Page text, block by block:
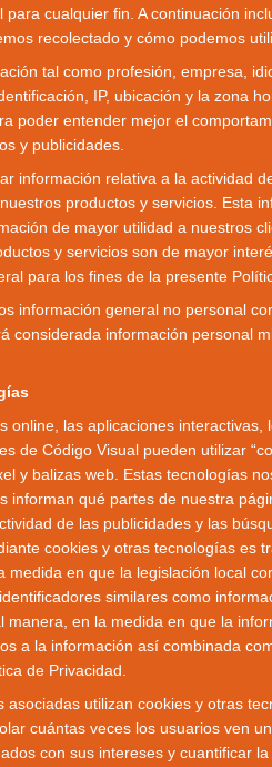
cualquier fin. A continuación
recolectado y cómo podemos
tal como profesión, empresa,
IP, ubicación y la zona
poder entender mejor el
y publicidades.
información relativa a la actividad
productos y servicios. Esta
de mayor utilidad a nuestros
y servicios son de mayor
para los fines de la presente
información general no personal
considerada información personal
online, las aplicaciones interactivas,
de Código Visual pueden utilizar
y balizas web. Estas tecnologías
informan qué partes de nuestra
de las publicidades y las
cookies y otras tecnologías es
medida en que la legislación local
similares como
manera, en la medida en que la
a la información así combinada
de Privacidad.
asociadas utilizan cookies y otras
cuántas veces los usuarios ven
con sus intereses y cuantificar